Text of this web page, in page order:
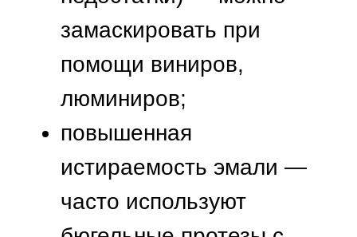
рекомендации по уходу за
протезом. Длительность
периода адаптации зависит от
индивидуальных
особенностей пациента.